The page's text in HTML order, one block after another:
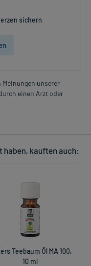
sichern
unserer
einen Arzt oder
haben, kauften auch:
Teebaum Öl MA 100,
10 ml